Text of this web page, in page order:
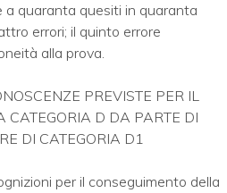
a quaranta quesiti in quaranta
errori; il quinto errore
alla prova.
PREVISTE PER IL
CATEGORIA D DA PARTE DI
DI CATEGORIA D1
per il conseguimento della